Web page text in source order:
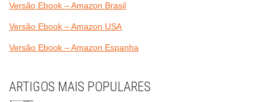
Versão Ebook – Amazon Brasil
Versão Ebook – Amazon USA
Versão Ebook – Amazon Espanha
ARTIGOS MAIS POPULARES